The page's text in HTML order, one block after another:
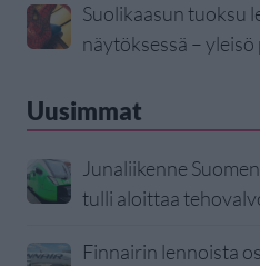
Suolikaasun tuoksu
näytöksessä –
Uusimmat
Junaliikenne
tulli aloittaa
Finnairin lennoista